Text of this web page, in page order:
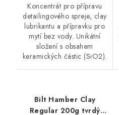
Koncentrát pro přípravu
detailingového spreje, clay
lubrikantu a přípravku pro
mytí bez vody. Unikátní
složení s obsahem
keramických částic (SiO2).
Bilt Hamber Clay
Regular 200g tvrdý